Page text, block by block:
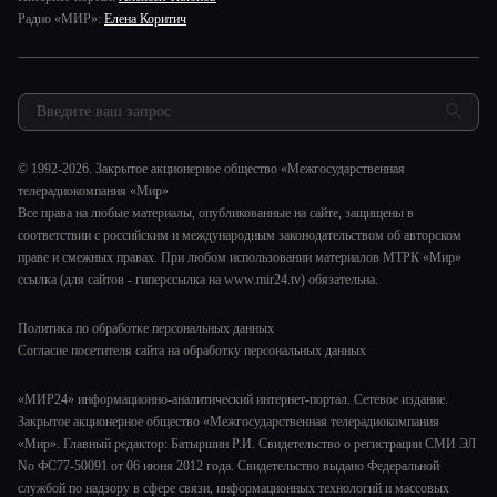
Культура
Шоу-бизнес
Сад и огород
Исторический детектив
МИР. Мнение
Мировое соглашение
Обману.НЕТ
Предварительный диагноз
Пять причин поехать в...
Карьера
Результаты СОУТ
Радио «МИР»: Елена Коритич
© 1992-2026. Закрытое акционерное общество «Межгосударственная
телерадиокомпания «Мир»
Все права на любые материалы, опубликованные на сайте, защищены в
соответствии с российским и международным законодательством об авторском
праве и смежных правах. При любом использовании материалов МТРК «Мир»
ссылка (для сайтов - гиперссылка на www.mir24.tv) обязательна.
Политика по обработке персональных данных
Согласие посетителя сайта на обработку персональных данных
«МИР24» информационно-аналитический интернет-портал. Сетевое издание.
Закрытое акционерное общество «Межгосударственная телерадиокомпания
«Мир». Главный редактор: Батыршин Р.И. Свидетельство о регистрации СМИ ЭЛ
No ФС77-50091 от 06 июня 2012 года. Свидетельство выдано Федеральной
службой по надзору в сфере связи, информационных технологий и массовых